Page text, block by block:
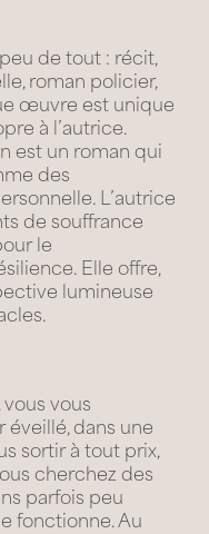
de tout : récit,
roman policier,
œuvre est unique
à l’autrice.
est un roman qui
des
L’autrice
de souffrance
le
Elle offre,
lumineuse
vous vous
éveillé, dans une
sortir à tout prix,
cherchez des
parfois peu
fonctionne. Au